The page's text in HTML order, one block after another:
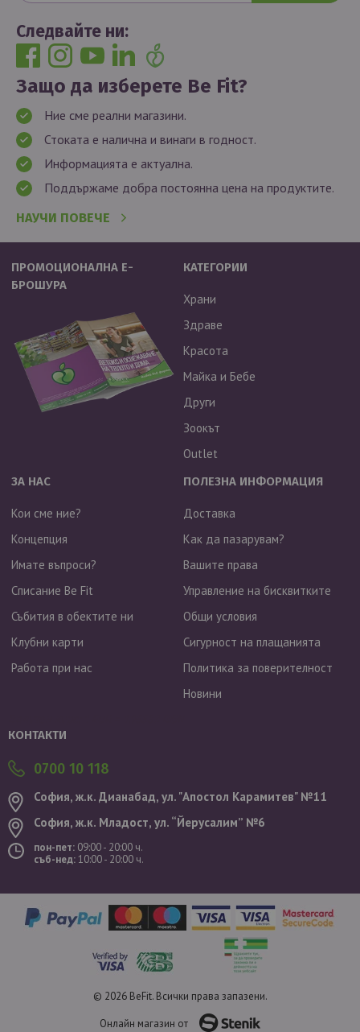
Следвайте ни:
Защо да изберете Be Fit?
Ние сме реални магазини.
Стоката е налична и винаги в годност.
Информацията е актуална.
Поддържаме добра постоянна цена на продуктите.
НАУЧИ ПОВЕЧЕ
ПРОМОЦИОНАЛНА Е-
БРОШУРА
КАТЕГОРИИ
Храни
Здраве
Красота
Майка и Бебе
Други
Зоокът
Outlet
ЗА НАС
Кои сме ние?
Концепция
Имате въпроси?
Списание Be Fit
Събития в обектите ни
Клубни карти
Работа при нас
ПОЛЕЗНА ИНФОРМАЦИЯ
Доставка
Как да пазарувам?
Вашите права
Управление на бисквитките
Общи условия
Сигурност на плащанията
Политика за поверителност
Новини
КОНТАКТИ
0700 10 118
София, ж.к. Дианабад, ул. "Aпостол Карамитев" №11
София, ж.к. Младост, ул. “Йерусалим” №6
пон-пет: 09:00 - 20:00 ч.
съб-нед:10:00 - 20:00 ч.
© 2026 BeFit. Всички права запазени.
Онлайн магазин от